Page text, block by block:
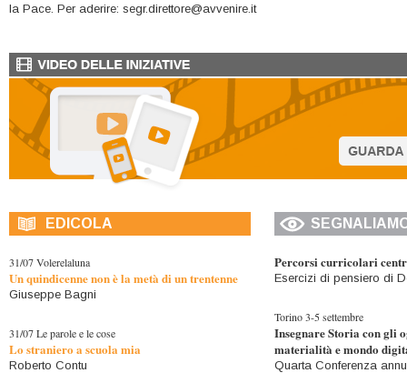
la Pace. Per aderire: segr.direttore@avvenire.it
sociologo
di spicco nel
EDICOLA
31/07 Volerelaluna
Un quindicenne non è la metà di un trentenne
Giuseppe Bagni
31/07 Le parole e le cose
Lo straniero a scuola mia
Roberto Contu
Percorsi curricolari
Esercizi di pensiero di
Torino 3-5 settembre
Insegnare Storia con gli
materialità e mondo
Quarta Conferenza